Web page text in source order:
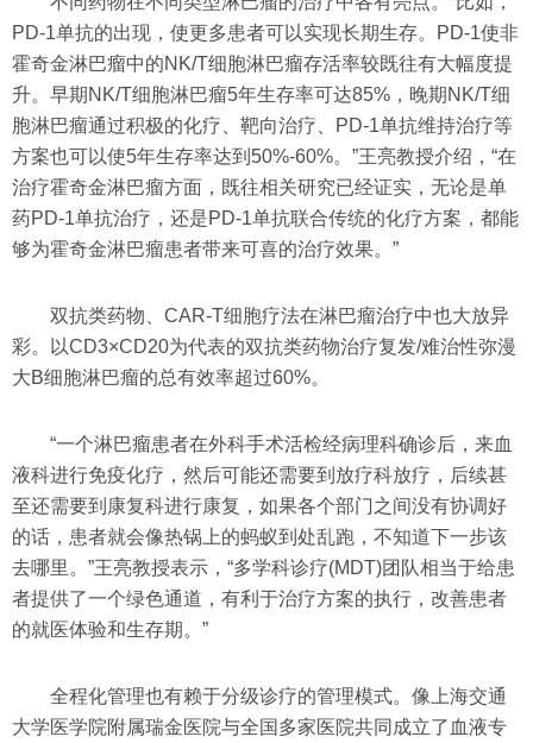
PD-1单抗的出现，使更多患者可以实现长期生存。PD-1使非
霍奇金淋巴瘤中的NK/T细胞淋巴瘤存活率较既往有大幅度提
升。早期NK/T细胞淋巴瘤5年生存率可达85%，晚期NK/T细
胞淋巴瘤通过积极的化疗、靶向治疗、PD-1单抗维持治疗等
方案也可以使5年生存率达到50%-60%。”王亮教授介绍，“在
治疗霍奇金淋巴瘤方面，既往相关研究已经证实，无论是单
药PD-1单抗治疗，还是PD-1单抗联合传统的化疗方案，都能
够为霍奇金淋巴瘤患者带来可喜的治疗效果。”
双抗类药物、CAR-T细胞疗法在淋巴瘤治疗中也大放异
彩。以CD3×CD20为代表的双抗类药物治疗复发/难治性弥漫
大B细胞淋巴瘤的总有效率超过60%。
“一个淋巴瘤患者在外科手术活检经病理科确诊后，来血
液科进行免疫化疗，然后可能还需要到放疗科放疗，后续甚
至还需要到康复科进行康复，如果各个部门之间没有协调好
的话，患者就会像热锅上的蚂蚁到处乱跑，不知道下一步该
去哪里。”王亮教授表示，“多学科诊疗(MDT)团队相当于给患
者提供了一个绿色通道，有利于治疗方案的执行，改善患者
的就医体验和生存期。”
全程化管理也有赖于分级诊疗的管理模式。像上海交通
大学医学院附属瑞金医院与全国多家医院共同成立了血液专